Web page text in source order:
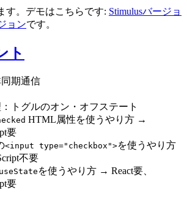
す。デモはこちらです: Stimulusバージョ
ョンです。
ト
期通信
トグルのオン・オフステート
HTML属性を使うやり方 →
要
<input type="checkbox">を使うやり方
不要
useState を使うやり方 → React要、
要